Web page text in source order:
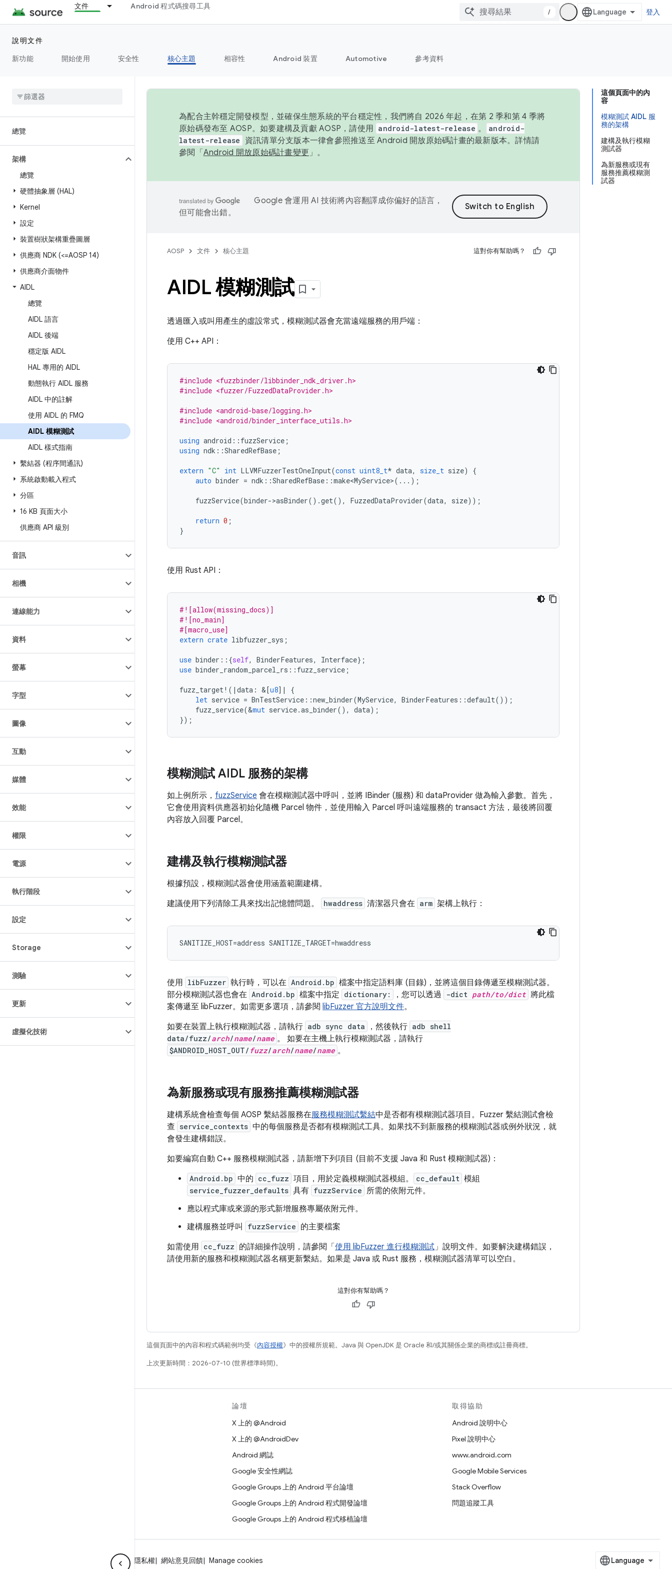
文件 Android 程式碼搜尋工具
/ 登入
說明文件
新功能
開始使用 安全性 核心主題 相容性 Android 裝置 Automotive 參考資料
總覽
架構
總覽
硬體抽象層 (HAL)
Kernel
設定
裝置樹狀架構重疊圖層
供應商 NDK (<=AOSP 14)
供應商介面物件
AIDL
總覽
AIDL 語言
AIDL 後端
穩定版 AIDL
HAL 專用的 AIDL
動態執行 AIDL 服務
AIDL 中的註解
使用 AIDL 的 FMQ
AIDL 模糊測試
AIDL 樣式指南
繫結器 (程序間通訊)
系統啟動載入程式
分區
16 KB 頁面大小
供應商 API 級別
音訊
相機
連線能力
資料
螢幕
字型
圖像
互動
媒體
效能
權限
電源
執行階段
設定
Storage
測驗
更新
虛擬化技術
這個頁面中的內
容
模糊測試 AIDL 服
務的架構
建構及執行模糊
測試器
為新服務或現有
服務推薦模糊測
試器
為配合主幹穩定開發模型，並確保生態系統的平台穩定性，我們將自 2026 年起，在第 2 季和第 4 季將
原始碼發布至 AOSP。如要建構及貢獻 AOSP，請使用 android-latest-release 。
android-
latest-release
資訊清單分支版本一律會參照推送至 Android 開放原始碼計畫的最新版本。詳情請
參閱「 Android 開放原始碼計畫變更 」。
Google 會運用 AI 技術將內容翻譯成你偏好的語言，
但可能會出錯。
AOSP 文件 核心主題 這對你有幫助嗎？
AIDL 模糊測試
透過匯入或叫用產生的虛設常式，模糊測試器會充當遠端服務的用戶端：
使用 C++ API：
#include <fuzzbinder/libbinder_ndk_driver.h>
#include <fuzzer/FuzzedDataProvider.h>
#include <android-base/logging.h>
#include <android/binder_interface_utils.h>
using android :: fuzzService ;
using ndk ::SharedRefBase ;
extern "C" int LLVMFuzzerTestOneInput(const uint8_t* data, size_t size)
{
auto binder = ndk ::SharedRefBase ::make<MyService>(...);
fuzzService(binder->asBinder().get(), FuzzedDataProvider(data, size));
return 0 ;
}
使用 Rust API：
#![allow(missing_docs)]
#![no_main]
#[macro_use]
extern crate libfuzzer_sys ;
use binder ::{self, BinderFeatures, Interface};
use binder_random_parcel_rs :: fuzz_service ;
fuzz_target! ( | data : &[u8] |
{
let service = BnTestService ::new_binder(MyService, BinderFeatures ::default());
fuzz_service(&mut service.as_binder(), data);
});
模糊測試 AIDL 服務的架構
如上例所示， fuzzService 會在模糊測試器中呼叫，並將 IBinder (服務) 和 dataProvider 做為輸入參數。首先，
它會使用資料供應器初始化隨機 Parcel 物件，並使用輸入 Parcel 呼叫遠端服務的 transact 方法，最後將回覆
內容放入回覆 Parcel。
建構及執行模糊測試器
根據預設，模糊測試器會使用涵蓋範圍建構。
建議使用下列清除工具來找出記憶體問題。
hwaddress 清潔器只會在 arm 架構上執行：
SANITIZE_HOST=address SANITIZE_TARGET=hwaddress
使用 libFuzzer 執行時，可以在 Android.bp 檔案中指定語料庫 (目錄)，並將這個目錄傳遞至模糊測試器。
部分模糊測試器也會在 Android.bp 檔案中指定 dictionary: ，您可以透過 -dict path/to/dict 將此檔
案傳遞至 libFuzzer。如需更多選項，請參閱 libFuzzer 官方說明文件。
如要在裝置上執行模糊測試器，請執行 adb sync data ，然後執行 adb shell
data/fuzz/arch/name/name 。 如要在主機上執行模糊測試器，請執行
$ANDROID_HOST_OUT/ fuzz/arch/name/name 。
為新服務或現有服務推薦模糊測試器
建構系統會檢查每個 AOSP 繫結器服務在服務模糊測試繫結中是否都有模糊測試器項目。Fuzzer 繫結測試會檢
查 service_contexts 中的每個服務是否都有模糊測試工具。如果找不到新服務的模糊測試器或例外狀況，就
會發生建構錯誤。
如要編寫自動 C++ 服務模糊測試器，請新增下列項目 (目前不支援 Java 和 Rust 模糊測試器)：
Android.bp 中的 cc_fuzz 項目，用於定義模糊測試器模組。 cc_default 模組
service_fuzzer_defaults 具有 fuzzService 所需的依附元件。
應以程式庫或來源的形式新增服務專屬依附元件。
建構服務並呼叫
fuzzService 的主要檔案
如需使用 cc_fuzz 的詳細操作說明，請參閱「 使用 libFuzzer 進行模糊測試」說明文件。如要解決建構錯誤，
請使用新的服務和模糊測試器名稱更新繫結。如果是 Java 或 Rust 服務，模糊測試器清單可以空白。
這對你有幫助嗎？
這個頁面中的內容和程式碼範例均受《內容授權》中的授權所規範。Java 與 OpenJDK 是 Oracle 和/或其關係企業的商標或註冊商標。
上次更新時間：2026-07-10 (世界標準時間)。
論壇
X 上的 @Android
X 上的 @AndroidDev
Android 網誌
Google 安全性網誌
Google Groups 上的 Android 平台論壇
Google Groups 上的 Android 程式開發論壇
Google Groups 上的 Android 程式移植論壇
取得協助
Android 說明中心
Pixel 說明中心
www.android.com
Google Mobile Services
Stack Overflow
問題追蹤工具
授權 隱私權 網站意見回饋 Manage cookies